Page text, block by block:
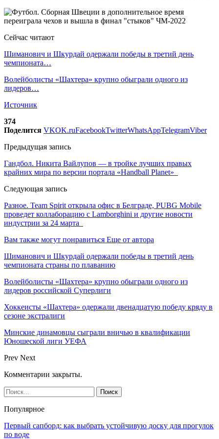
Сейчас читают
Шиманович и Шкурдай одержали победы в третий день
чемпионата…
Волейболисты «Шахтера» крупно обыграли одного из
лидеров…
Источник
374
Поделится VKOK.ruFacebookTwitterWhatsAppTelegramViber
Предыдущая запись
Гандбол. Никита Вайлупов — в тройке лучших правых
крайних мира по версии портала «Handball Planet»
Следующая запись
Разное. Team Spirit открыла офис в Белграде, PUBG Mobile
проведет коллаборацию с Lamborghini и другие новости
индустрии за 24 марта
Вам также могут понравиться Еще от автора
Шиманович и Шкурдай одержали победы в третий день
чемпионата страны по плаванию
Волейболисты «Шахтера» крупно обыграли одного из
лидеров российской Суперлиги
Хоккеисты «Шахтера» одержали двенадцатую победу кряду в
сезоне экстралиги
Минские динамовцы сыграли вничью в квалификации
Юношеской лиги УЕФА
Prev Next
Комментарии закрыты.
Популярное
Первый сапборд: как выбрать устойчивую доску для прогулок
по воде